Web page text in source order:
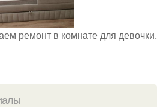
ремонт в комнате для девочки.